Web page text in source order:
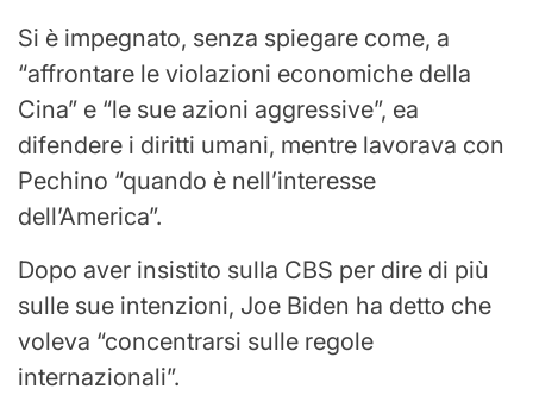
Si è impegnato, senza spiegare come, a
“affrontare le violazioni economiche della
Cina” e “le sue azioni aggressive”, ea
difendere i diritti umani, mentre lavorava con
Pechino “quando è nell’interesse
dell’America”.
Dopo aver insistito sulla CBS per dire di più
sulle sue intenzioni, Joe Biden ha detto che
voleva “concentrarsi sulle regole
internazionali”.